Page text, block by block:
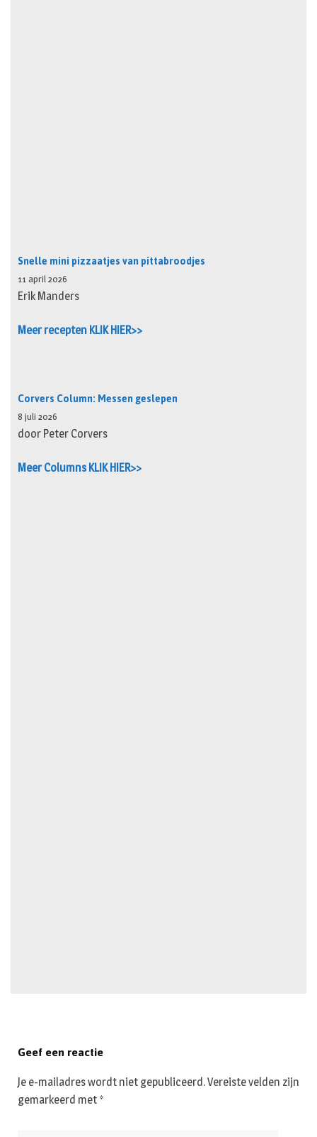
Snelle mini pizzaatjes van pittabroodjes
11 april 2026
Erik Manders
Meer recepten KLIK HIER>>
Corvers Column: Messen geslepen
8 juli 2026
door Peter Corvers
Meer Columns KLIK HIER>>
Geef een reactie
Je e-mailadres wordt niet gepubliceerd.Vereiste velden zijn
gemarkeerd met *